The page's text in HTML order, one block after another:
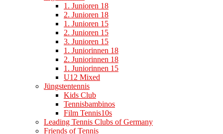
1. Junioren 18
2. Junioren 18
1. Junioren 15
2. Junioren 15
3. Junioren 15
1. Juniorinnen 18
2. Juniorinnen 18
1. Juniorinnen 15
U12 Mixed
Jüngstentennis
Kids Club
Tennisbambinos
Film Tennis10s
Leading Tennis Clubs of Germany
Friends of Tennis